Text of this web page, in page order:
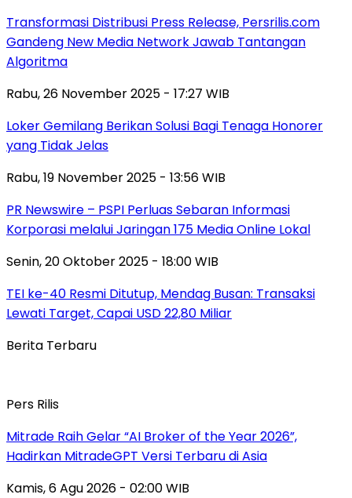
Transformasi Distribusi Press Release, Persrilis.com
Gandeng New Media Network Jawab Tantangan
Algoritma
Rabu, 26 November 2025 - 17:27 WIB
Loker Gemilang Berikan Solusi Bagi Tenaga Honorer
yang Tidak Jelas
Rabu, 19 November 2025 - 13:56 WIB
PR Newswire – PSPI Perluas Sebaran Informasi
Korporasi melalui Jaringan 175 Media Online Lokal
Senin, 20 Oktober 2025 - 18:00 WIB
TEI ke-40 Resmi Ditutup, Mendag Busan: Transaksi
Lewati Target, Capai USD 22,80 Miliar
Berita Terbaru
Pers Rilis
Mitrade Raih Gelar “AI Broker of the Year 2026”,
Hadirkan MitradeGPT Versi Terbaru di Asia
Kamis, 6 Agu 2026 - 02:00 WIB